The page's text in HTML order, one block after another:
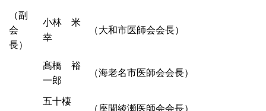
（副
会
長）
小林 米
幸
（大和市医師会会長）
髙橋 裕
一郎
（海老名市医師会会長）
五十棲
（座間綾瀬医師会会長）